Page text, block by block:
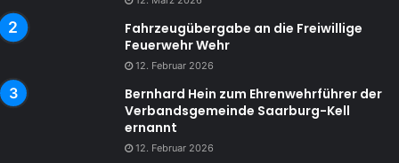
Fahrzeugübergabe an die Freiwillige
Feuerwehr Wehr
12. Februar 2026
Bernhard Hein zum Ehrenwehrführer der
Verbandsgemeinde Saarburg-Kell
ernannt
12. Februar 2026